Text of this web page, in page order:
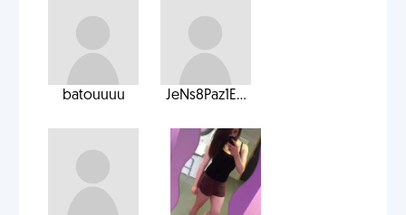
batouuuu JeNs8Paz1E...